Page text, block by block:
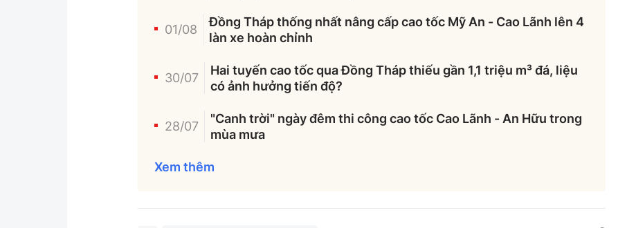
01/08
Đồng Tháp thống nhất nâng cấp cao tốc Mỹ An - Cao Lãnh lên 4
làn xe hoàn chỉnh
30/07
Hai tuyến cao tốc qua Đồng Tháp thiếu gần 1,1 triệu m³ đá, liệu
có ảnh hưởng tiến độ?
28/07
"Canh trời" ngày đêm thi công cao tốc Cao Lãnh - An Hữu trong
mùa mưa
Xem thêm